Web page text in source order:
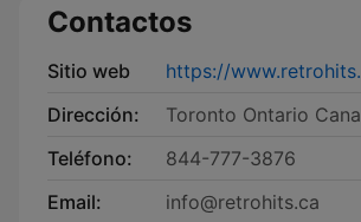
Contactos
Sitio web
https://
Dirección:
Toronto Ontario
Teléfono:
844-777-3876
Email:
info@retrohits.ca